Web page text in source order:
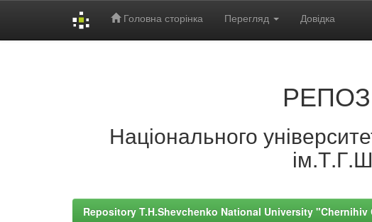
Головна сторінка Перегляд Довідка
Національного
Repository T.H.Shevchenko National University "Chernihiv